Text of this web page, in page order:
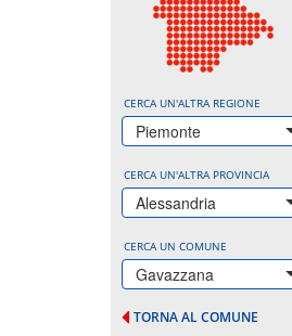
CERCA UN'ALTRA REGIONE
Piemonte
CERCA UN'ALTRA PROVINCIA
Alessandria
CERCA UN COMUNE
Gavazzana
TORNA AL COMUNE